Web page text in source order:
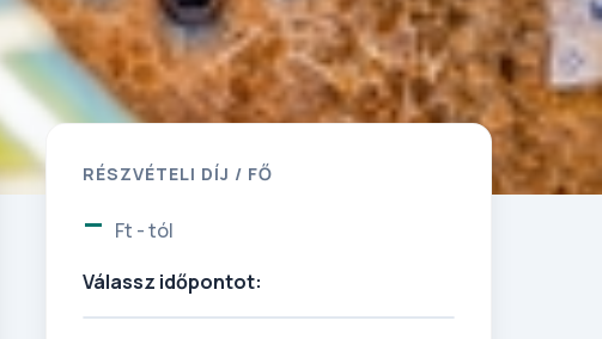
RÉSZVÉTELI DÍJ / FŐ
- Ft - tól
Válassz időpontot: